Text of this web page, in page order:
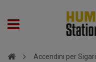
Accendini per Sigari